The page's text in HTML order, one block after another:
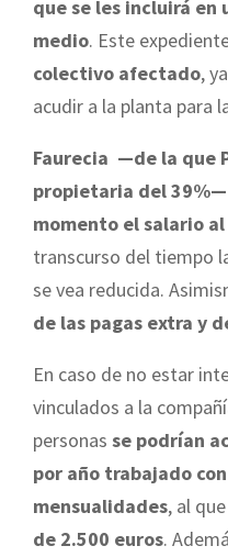
que se les incluirá en
medio. Este
colectivo afectado,
acudir a la planta para
Faurecia —de la que
propietaria del 39%—
momento el salario
transcurso del tiempo
se vea reducida.
de las pagas extra y
En caso de no estar
vinculados a la
personas se podrían
por año trabajado
mensualidades, al
de 2.500 euros.